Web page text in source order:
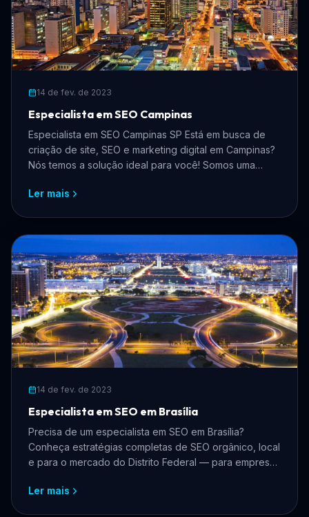
14 de fev. de 2023
Especialista em SEO Campinas
Especialista em SEO Campinas SP Está em busca de
criação de site, SEO e marketing digital em Campinas?
Nós temos a solução ideal para você! Somos uma
Ler mais
14 de fev. de 2023
Especialista em SEO em Brasília
Precisa de um especialista em SEO em Brasília?
Conheça estratégias completas de SEO orgânico, local
e para o mercado do Distrito Federal — para empresas
dominar os buscadores.
Ler mais